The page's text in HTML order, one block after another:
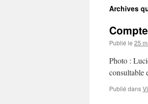
contenu
Archives
Publié le 25
Photo :
consultable
Publié dans